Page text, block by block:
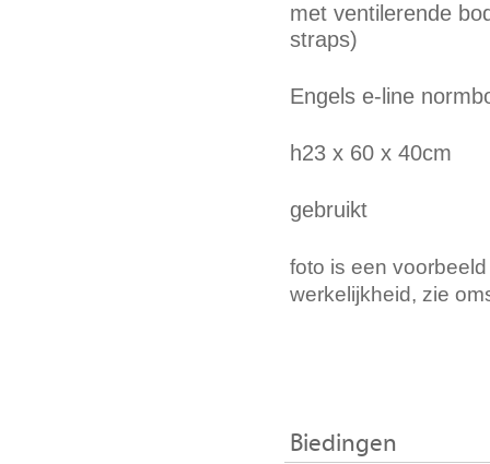
met ventilerende
straps)
Engels e-line
h23 x 60 x 40cm
gebruikt
foto is een
werkelijkheid, zie
Biedingen